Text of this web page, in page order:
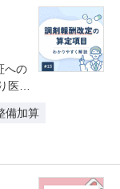
への
療
備加算